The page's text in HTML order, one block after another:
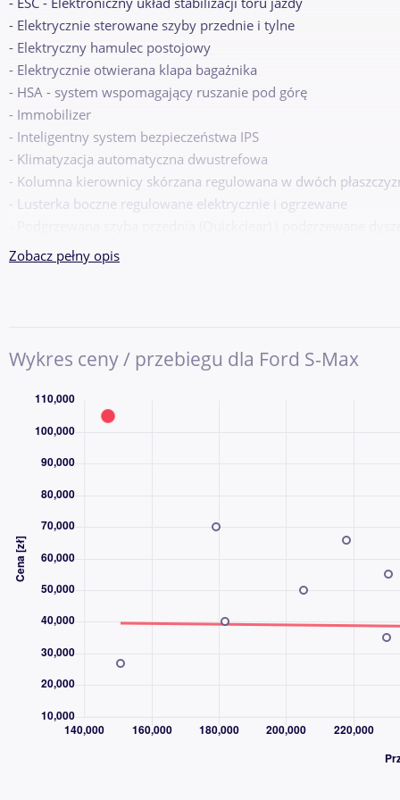
- Elektrycznie sterowane szyby przednie i tylne
- Elektryczny hamulec postojowy
- Elektrycznie otwierana klapa bagażnika
- HSA - system wspomagający ruszanie pod górę
- Immobilizer
- Inteligentny system bezpieczeństwa IPS
- Klimatyzacja automatyczna dwustrefowa
- Kolumna kierownicy skórzana regulowana w dwóch
- Lusterka boczne regulowane elektrycznie i ogrzewane
- Podgrzewane przednie fotele
- System automatycznego sterowania swiatłami drogowymi
- System wspomagający utrzymanie pojazdu na pasie ruchu
- Światła do jazdy dziennej, diodowe (LED) w obudowanie
- Światła przeciwmgielne ze statycznym doświetlaniem
- System nawigacji satelitarnej GPS
- System Auto Start/Stop
- Światła do jazdy dziennej
- Uchwyty ISOFIX
- Wspomaganie układu kierowniczego elektryczne
*** HISTORIA POJAZDU ***
- VIN: WF0JXXWPCJJM77208
- Data I rej: 02.10.2018
- Bezwypadkowy
Zobacz pełny opis
Wykres ceny / przebiegu dla Ford S-Max